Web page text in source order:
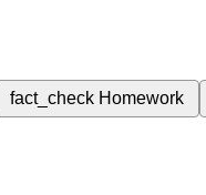
fact_check Homework